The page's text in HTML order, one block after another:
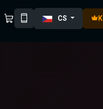
CS